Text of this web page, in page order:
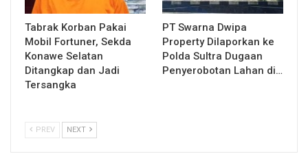
Tabrak Korban Pakai
Mobil Fortuner, Sekda
Konawe Selatan
Ditangkap dan Jadi
Tersangka
PT Swarna Dwipa
Property Dilaporkan ke
Polda Sultra Dugaan
Penyerobotan Lahan di…
PREV NEXT